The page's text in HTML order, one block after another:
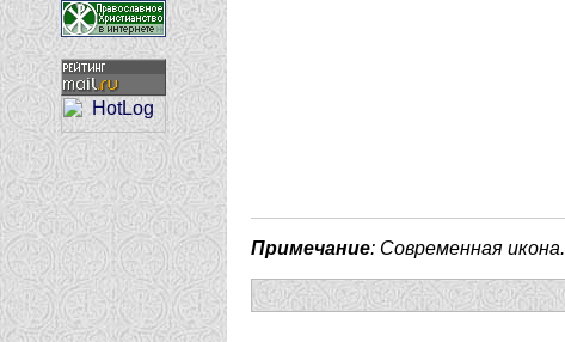
Примечание: Современная икона.